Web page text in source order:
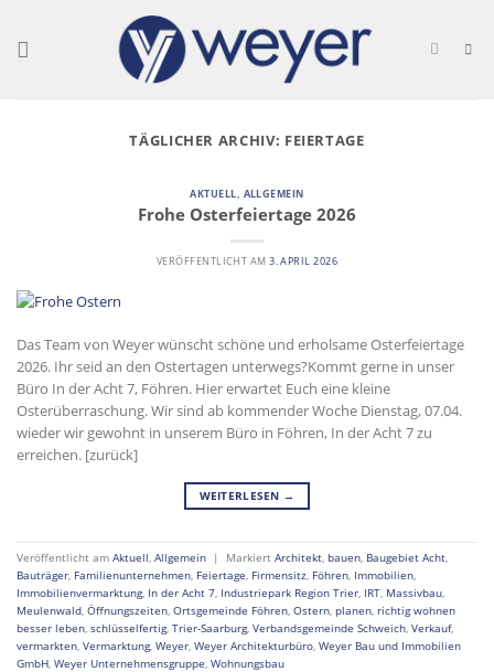
content
TÄGLICHER ARCHIV: FEIERTAGE
AKTUELL, ALLGEMEIN
Frohe Osterfeiertage 2026
VERÖFFENTLICHT AM3. APRIL 2026
Das Team von Weyer wünscht schöne und erholsame Osterfeiertage
2026. Ihr seid an den Ostertagen unterwegs?Kommt gerne in unser
Büro In der Acht 7, Föhren. Hier erwartet Euch eine kleine
Osterüberraschung. Wir sind ab kommender Woche Dienstag, 07.04.
wieder wir gewohnt in unserem Büro in Föhren, In der Acht 7 zu
erreichen. [zurück]
WEITERLESEN →
Veröffentlicht am Aktuell Allgemein | Markiert Architekt bauen Baugebiet Acht
Bauträger Familienunternehmen Feiertage Firmensitz Föhren Immobilien
Immobilienvermarktung, In der Acht 7 Industriepark Region Trier IRT Massivbau
Meulenwald Öffnungszeiten Ortsgemeinde Föhren Ostern planen richtig wohnen
besser leben schlüsselfertig, Trier-Saarburg, Verbandsgemeinde Schweich Verkauf,
vermarkten Vermarktung, Weyer Weyer Architekturbüro Weyer Bau und Immobilien
GmbH Weyer Unternehmensgruppe Wohnungsbau